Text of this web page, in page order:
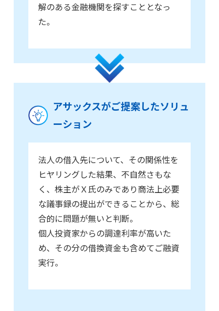
解のある金融機関を探すこととなっ
た。
アサックスがご提案したソリュ
ーション
法人の借入先について、その関係性を
ヒヤリングした結果、不自然さもな
く、株主がＸ氏のみであり商法上必要
な議事録の提出ができることから、総
合的に問題が無いと判断。
個人投資家からの調達利率が高いた
め、その分の借換資金も含めてご融資
実行。